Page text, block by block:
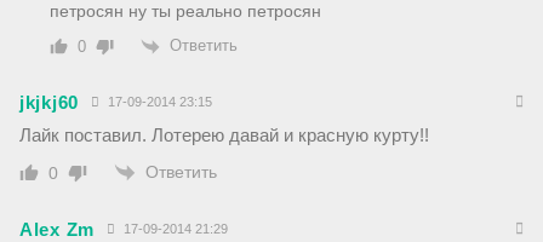
петросян ну ты реально петросян
0 Ответить
jkjkj60 17-09-2014 23:15
Лайк поставил. Лотерею давай и красную курту!!
0 Ответить
Alex Zm 17-09-2014 21:29